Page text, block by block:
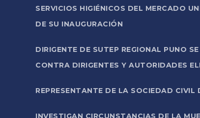
SERVICIOS HIGIÉNICOS DEL MERCADO
DE SU INAUGURACIÓN
DIRIGENTE DE SUTEP REGIONAL PUNO
CONTRA DIRIGENTES Y AUTORIDADES
REPRESENTANTE DE LA SOCIEDAD
INVESTIGAN CIRCUNSTANCIAS DE LA